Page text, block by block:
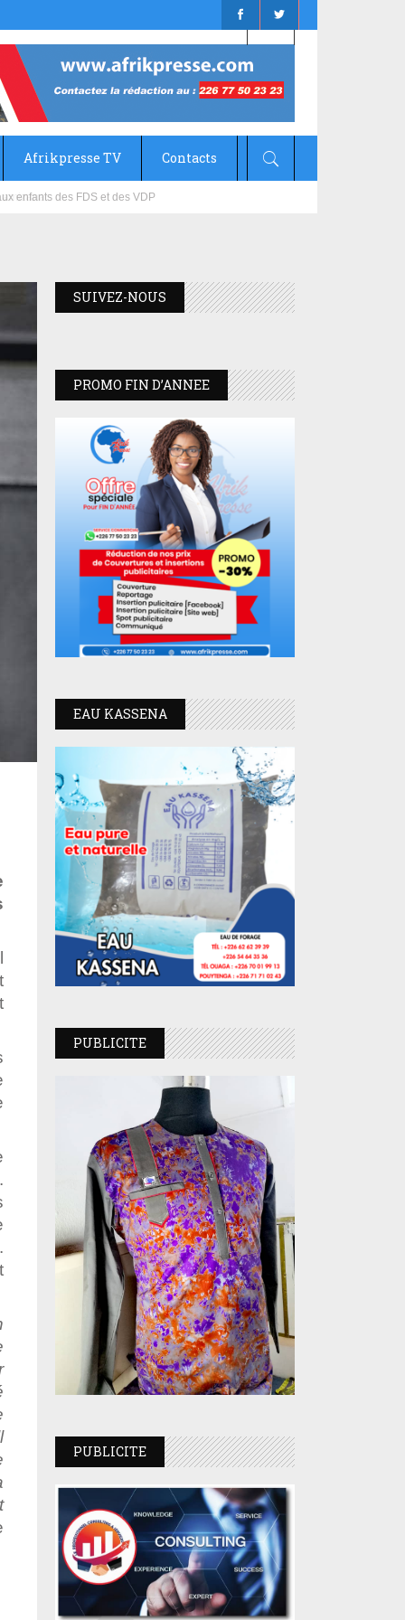
Afrikpresse TV Contacts
SUIVEZ-NOUS
PROMO FIN D’ANNEE
EAU KASSENA
PUBLICITE
PUBLICITE